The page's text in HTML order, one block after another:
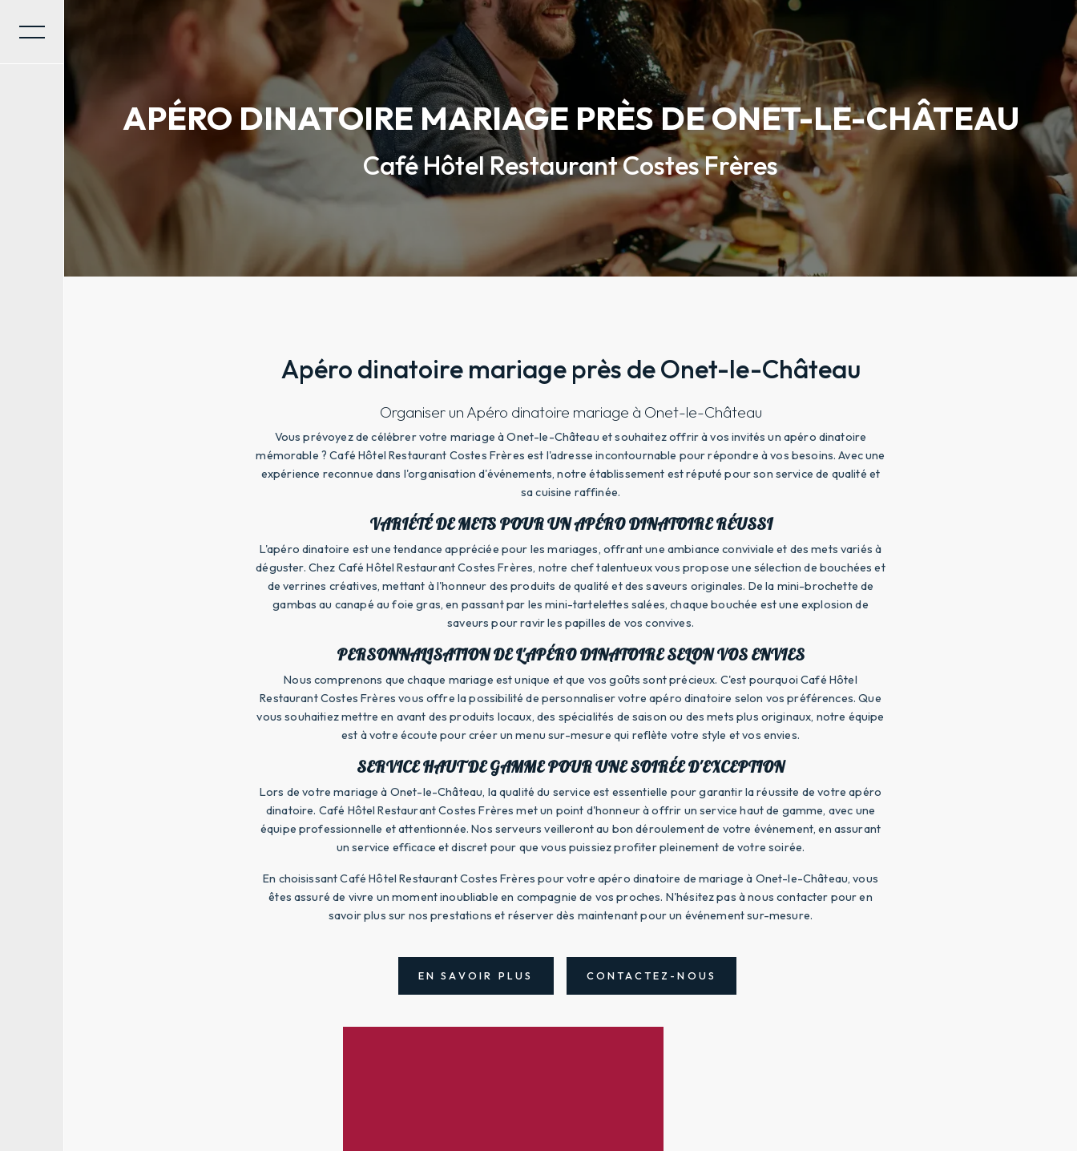
APÉRO DINATOIRE MARIAGE PRÈS DE ONET-LE-CHÂTEAU
Café Hôtel Restaurant Costes Frères
Apéro dinatoire mariage près de Onet-le-Château
Organiser un Apéro dinatoire mariage à Onet-le-Château
Vous prévoyez de célébrer votre mariage à Onet-le-Château et souhaitez offrir à vos invités un apéro dinatoire
mémorable ? Café Hôtel Restaurant Costes Frères est l'adresse incontournable pour répondre à vos besoins. Avec une
expérience reconnue dans l'organisation d'événements, notre établissement est réputé pour son service de qualité et
sa cuisine raffinée.
VARIÉTÉ DE METS POUR UN APÉRO DINATOIRE RÉUSSI
L'apéro dinatoire est une tendance appréciée pour les mariages, offrant une ambiance conviviale et des mets variés à
déguster. Chez Café Hôtel Restaurant Costes Frères, notre chef talentueux vous propose une sélection de bouchées et
de verrines créatives, mettant à l'honneur des produits de qualité et des saveurs originales. De la mini-brochette de
gambas au canapé au foie gras, en passant par les mini-tartelettes salées, chaque bouchée est une explosion de
saveurs pour ravir les papilles de vos convives.
PERSONNALISATION DE L'APÉRO DINATOIRE SELON VOS ENVIES
Nous comprenons que chaque mariage est unique et que vos goûts sont précieux. C'est pourquoi Café Hôtel
Restaurant Costes Frères vous offre la possibilité de personnaliser votre apéro dinatoire selon vos préférences. Que
vous souhaitiez mettre en avant des produits locaux, des spécialités de saison ou des mets plus originaux, notre équipe
est à votre écoute pour créer un menu sur-mesure qui reflète votre style et vos envies.
SERVICE HAUT DE GAMME POUR UNE SOIRÉE D'EXCEPTION
Lors de votre mariage à Onet-le-Château, la qualité du service est essentielle pour garantir la réussite de votre apéro
dinatoire. Café Hôtel Restaurant Costes Frères met un point d'honneur à offrir un service haut de gamme, avec une
équipe professionnelle et attentionnée. Nos serveurs veilleront au bon déroulement de votre événement, en assurant
un service efficace et discret pour que vous puissiez profiter pleinement de votre soirée.
En choisissant Café Hôtel Restaurant Costes Frères pour votre apéro dinatoire de mariage à Onet-le-Château, vous
êtes assuré de vivre un moment inoubliable en compagnie de vos proches. N'hésitez pas à nous contacter pour en
savoir plus sur nos prestations et réserver dès maintenant pour un événement sur-mesure.
EN SAVOIR PLUS CONTACTEZ-NOUS